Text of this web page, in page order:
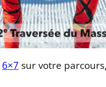
6×7 sur votre